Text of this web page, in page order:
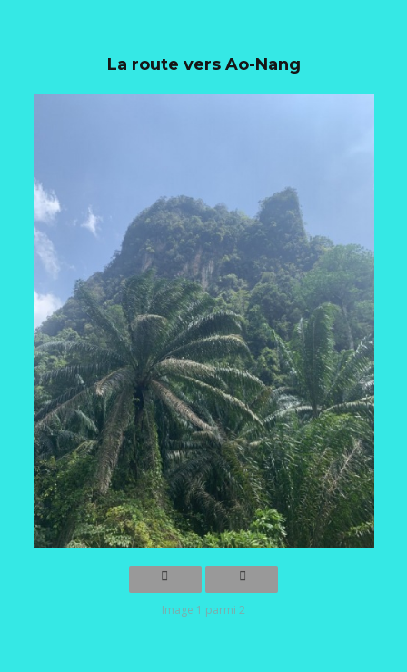
La route vers Ao-Nang
Image 1 parmi 2